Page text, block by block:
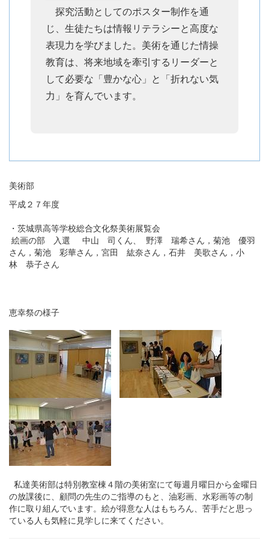
探究活動としてのポスター制作を通
じ、生徒たちは情報リテラシーと高度な
表現力を学びました。美術を通じた情操
教育は、将来地域を牽引するリーダーと
して必要な「豊かな心」と「折れない気
力」を育んでいます。
美術部
平成２７年度
・茨城県高等学校総合文化祭美術展覧会
絵画の部 入選 中山 司くん、 野澤 瑞希さん，菊池 優羽
さん，菊池 彩華さん，宮田 紘奈さん，石井 美歌さん，小
林 恭子さん
恵幸祭の様子
私達美術部は特別教室棟４階の美術室にて毎週月曜日から金曜日
の放課後に、顧問の先生のご指導のもと、油彩画、水彩画等の制
作に取り組んでいます。絵が得意な人はもちろん、苦手だと思っ
ている人も気軽に見学しに来てください。